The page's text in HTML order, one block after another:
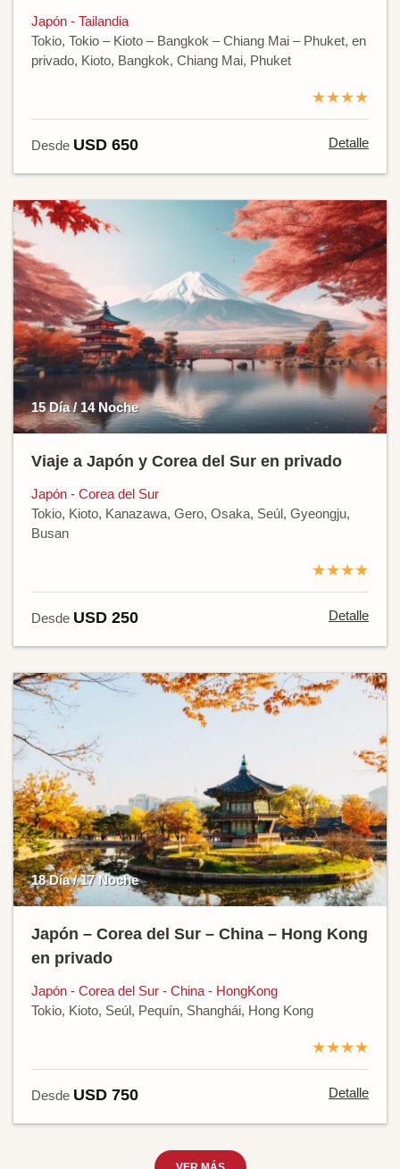
Japón - Tailandia
Tokio, Tokio – Kioto – Bangkok – Chiang Mai – Phuket, en
privado, Kioto, Bangkok, Chiang Mai, Phuket
★★★★
Desde USD 650 Detalle
15 Día / 14 Noche
Viaje a Japón y Corea del Sur en privado
Japón - Corea del Sur
Tokio, Kioto, Kanazawa, Gero, Osaka, Seúl, Gyeongju,
Busan
★★★★
Desde USD 250 Detalle
18 Día / 17 Noche
Japón – Corea del Sur – China – Hong Kong
en privado
Japón - Corea del Sur - China - HongKong
Tokio, Kioto, Seúl, Pequín, Shanghái, Hong Kong
★★★★
Desde USD 750 Detalle